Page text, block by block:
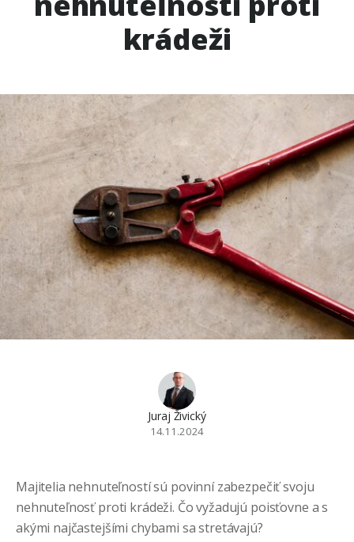
krádeži
Juraj Živický
14.11.2024
Majitelia nehnuteľností sú povinní zabezpečiť svoju
nehnuteľnosť proti krádeži. Čo vyžadujú poisťovne a s
akými najčastejšími chybami sa stretávajú?